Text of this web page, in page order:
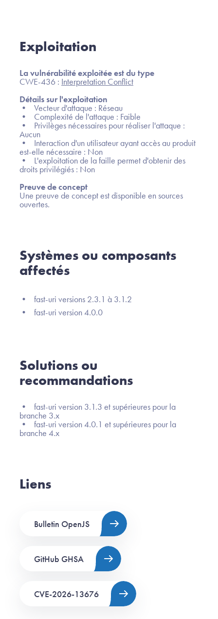
Exploitation
La vulnérabilité exploitée est du type
CWE-436 : Interpretation Conflict
Détails sur l'exploitation
• Vecteur d'attaque : Réseau
• Complexité de l'attaque : Faible
• Privilèges nécessaires pour réaliser l'attaque :
Aucun
• Interaction d'un utilisateur ayant accès au produit
est-elle nécessaire : Non
• L'exploitation de la faille permet d'obtenir des
droits privilégiés : Non
Preuve de concept
Une preuve de concept est disponible en sources
ouvertes.
Systèmes ou composants
affectés
• fast-uri versions 2.3.1 à 3.1.2
• fast-uri version 4.0.0
Solutions ou
recommandations
• fast-uri version 3.1.3 et supérieures pour la
branche 3.x
• fast-uri version 4.0.1 et supérieures pour la
branche 4.x
Liens
Bulletin OpenJS
GitHub GHSA
CVE-2026-13676